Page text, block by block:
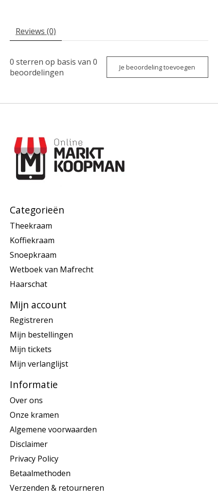
Reviews (0)
0 sterren op basis van 0
beoordelingen
Je beoordeling toevoegen
Categorieën
Theekraam
Koffiekraam
Snoepkraam
Wetboek van Mafrecht
Haarschat
Mijn account
Registreren
Mijn bestellingen
Mijn tickets
Mijn verlanglijst
Informatie
Over ons
Onze kramen
Algemene voorwaarden
Disclaimer
Privacy Policy
Betaalmethoden
Verzenden & retourneren